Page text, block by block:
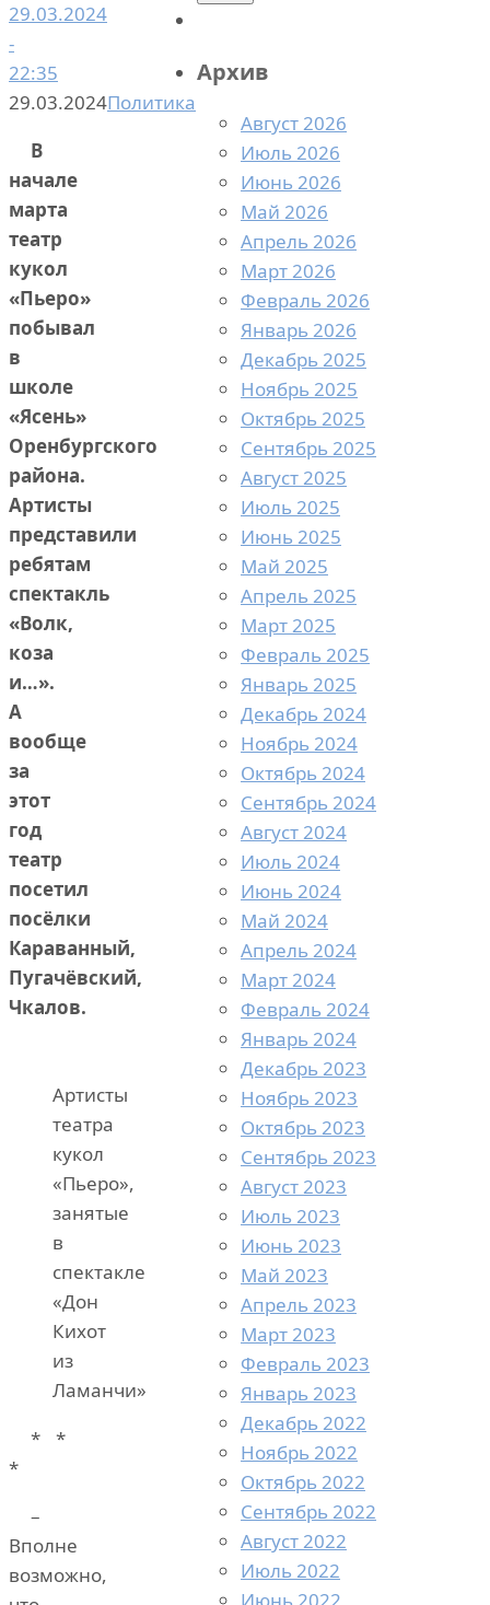
29.03.2024
-
22:35
29.03.2024Политика
В
начале
марта
театр
кукол
«Пьеро»
побывал
в
школе
«Ясень»
Оренбургского
района.
Артисты
представили
ребятам
спектакль
«Волк,
коза
и…».
А
вообще
за
этот
год
театр
посетил
посёлки
Караванный,
Пугачёвский,
Чкалов.
Артисты
театра
кукол
«Пьеро»,
занятые
в
спектакле
«Дон
Кихот
из
Ламанчи»
* *
*
–
Вполне
возможно,
Архив
Август 2026
Июль 2026
Июнь 2026
Май 2026
Апрель 2026
Март 2026
Февраль 2026
Январь 2026
Декабрь 2025
Ноябрь 2025
Октябрь 2025
Сентябрь 2025
Август 2025
Июль 2025
Июнь 2025
Май 2025
Апрель 2025
Март 2025
Февраль 2025
Январь 2025
Декабрь 2024
Ноябрь 2024
Октябрь 2024
Сентябрь 2024
Август 2024
Июль 2024
Июнь 2024
Май 2024
Апрель 2024
Март 2024
Февраль 2024
Январь 2024
Декабрь 2023
Ноябрь 2023
Октябрь 2023
Сентябрь 2023
Август 2023
Июль 2023
Июнь 2023
Май 2023
Апрель 2023
Март 2023
Февраль 2023
Январь 2023
Декабрь 2022
Ноябрь 2022
Октябрь 2022
Сентябрь 2022
Август 2022
Июль 2022
Июнь 2022